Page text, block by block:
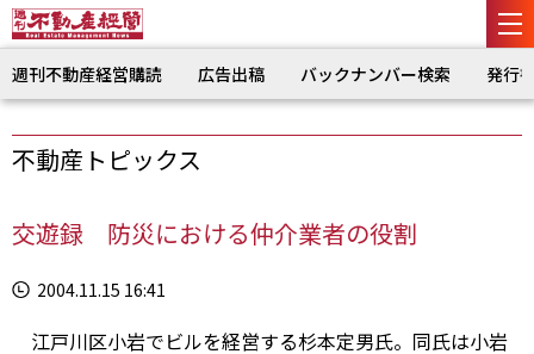
週刊不動産経営購読 広告出稿 バックナンバー検索 発行
不動産トピックス
交遊録 防災における仲介業者の役割
2004.11.15 16:41
江戸川区小岩でビルを経営する杉本定男氏。同氏は小岩